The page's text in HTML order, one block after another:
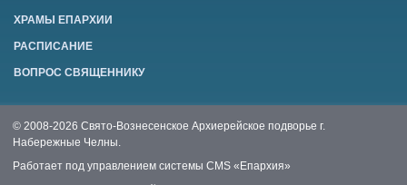
ХРАМЫ ЕПАРХИИ
РАСПИСАНИЕ
ВОПРОС СВЯЩЕННИКУ
© 2008-2026 Свято-Вознесенское Архиерейское подворье г.
Набережные Челны.
Работает под управлением системы CMS «Епархия»